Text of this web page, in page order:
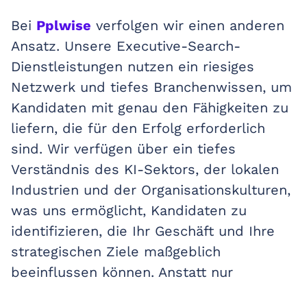
Bei Pplwise verfolgen wir einen anderen
Ansatz. Unsere Executive-Search-
Dienstleistungen nutzen ein riesiges
Netzwerk und tiefes Branchenwissen, um
Kandidaten mit genau den Fähigkeiten zu
liefern, die für den Erfolg erforderlich
sind. Wir verfügen über ein tiefes
Verständnis des KI-Sektors, der lokalen
Industrien und der Organisationskulturen,
was uns ermöglicht, Kandidaten zu
identifizieren, die Ihr Geschäft und Ihre
strategischen Ziele maßgeblich
beeinflussen können. Anstatt nur